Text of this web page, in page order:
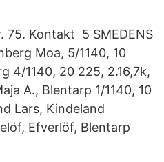
75. Kontakt 5 SMEDENS
Moa, 5/1140, 10
4/1140, 20 225, 2.16,7k,
A., Blentarp 1/1140, 10
Lars, Kindeland
Efverlöf, Blentarp